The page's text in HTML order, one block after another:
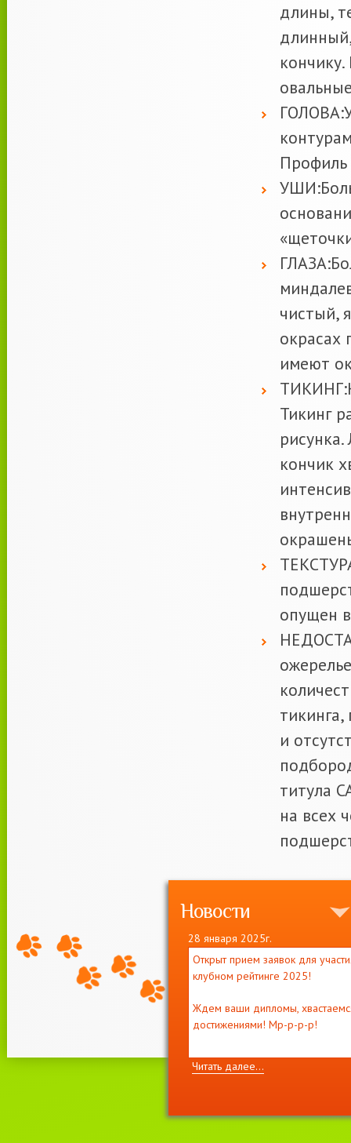
длины,
Профиль
чистый,
окрасах
имеют
Тикинг
кончик
опущен
и
титула
на всех
Новости
28 января 2025г.
Открыт прием заявок для
клубном рейтинге 2025!
Ждем ваши дипломы,
достижениями! Мр-р-р-р!
Читать далее...